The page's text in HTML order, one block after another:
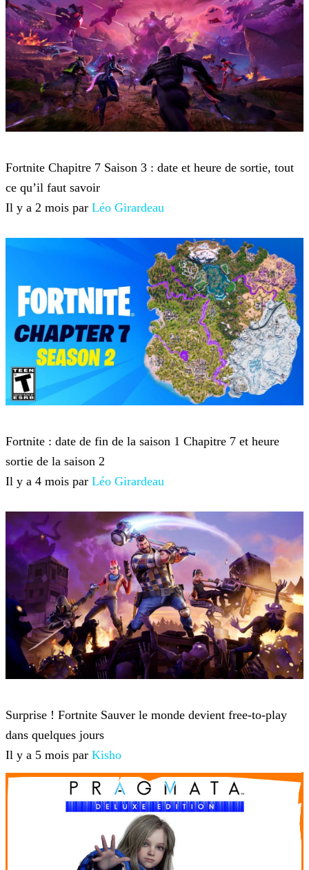
Fortnite Chapitre 7 Saison 3 : date et heure de sortie, tout
ce qu’il faut savoir
Il y a 2 mois par Léo Girardeau
Fortnite : date de fin de la saison 1 Chapitre 7 et heure
sortie de la saison 2
Il y a 4 mois par Léo Girardeau
Surprise ! Fortnite Sauver le monde devient free-to-play
dans quelques jours
Il y a 5 mois par Kisho